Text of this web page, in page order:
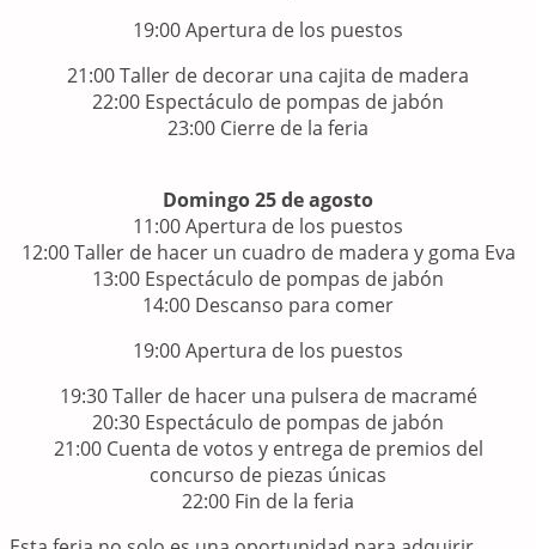
19:00 Apertura de los puestos
21:00 Taller de decorar una cajita de madera
22:00 Espectáculo de pompas de jabón
23:00 Cierre de la feria
Domingo 25 de agosto
11:00 Apertura de los puestos
12:00 Taller de hacer un cuadro de madera y goma Eva
13:00 Espectáculo de pompas de jabón
14:00 Descanso para comer
19:00 Apertura de los puestos
19:30 Taller de hacer una pulsera de macramé
20:30 Espectáculo de pompas de jabón
21:00 Cuenta de votos y entrega de premios del
concurso de piezas únicas
22:00 Fin de la feria